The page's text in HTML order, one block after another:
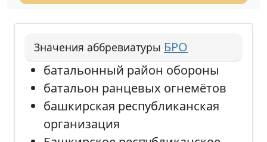
Значения аббревиатуры БРО
батальонный район обороны
батальон ранцевых огнемётов
башкирская республиканская
организация